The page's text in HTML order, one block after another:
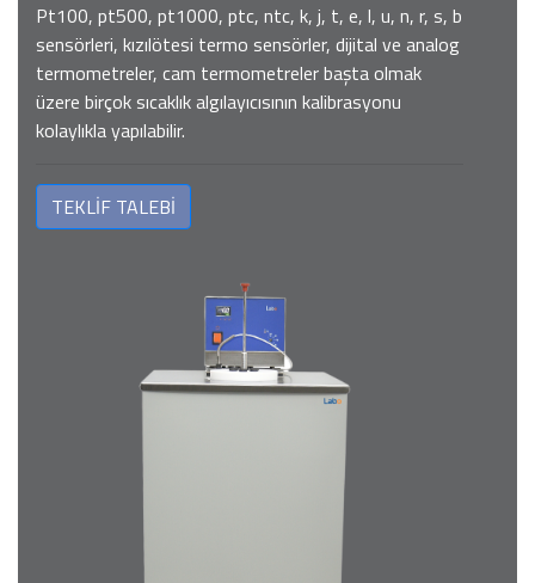
Pt100, pt500, pt1000, ptc, ntc, k, j, t, e, l, u, n, r, s, b
sensörleri, kızılötesi termo sensörler, dijital ve analog
termometreler, cam termometreler başta olmak
üzere birçok sıcaklık algılayıcısının kalibrasyonu
kolaylıkla yapılabilir.
TEKLİF TALEBİ